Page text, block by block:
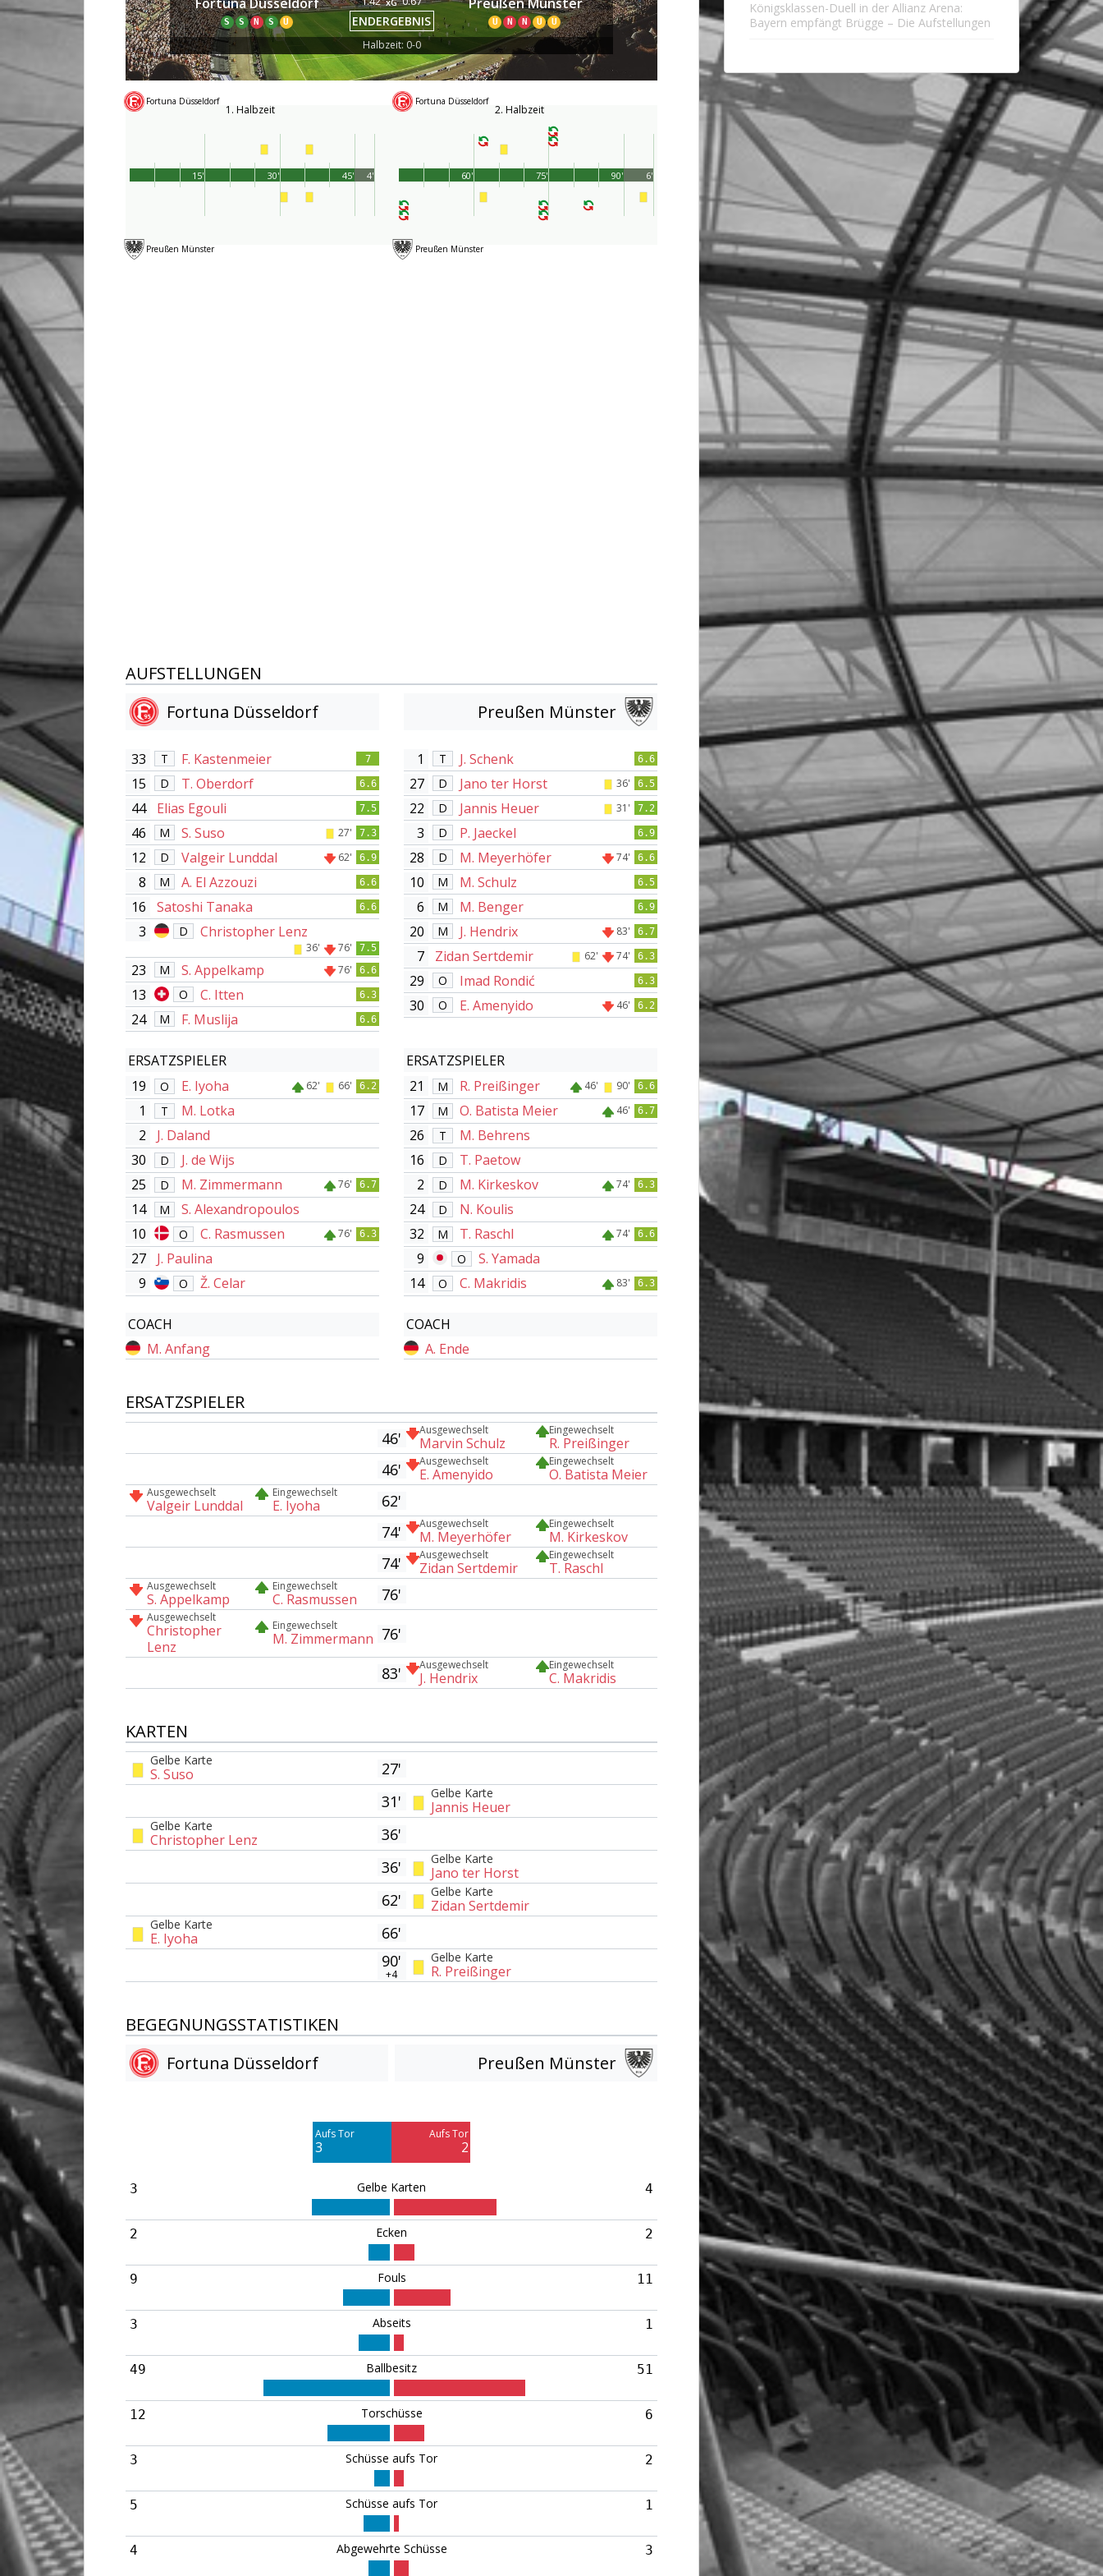
S S N S U ENDERGEBNIS U N N U U
Halbzeit: 0-0
Fortuna Düsseldorf
1. Halbzeit
Preußen Münster
45'
15' 30' 4'
Fortuna Düsseldorf
2. Halbzeit
Preußen Münster
90'
60' 75' 6'
AUFSTELLUNGEN
Fortuna Düsseldorf
33 T F. Kastenmeier 7
15 D T. Oberdorf 6.6
44 Elias Egouli 7.5
46 M S. Suso 27' 7.3
12 D Valgeir Lunddal 62' 6.9
8 M A. El Azzouzi 6.6
16 Satoshi Tanaka 6.6
3 D Christopher Lenz
36' 76' 7.5
23 M S. Appelkamp 76' 6.6
13 O C. Itten 6.3
24 M F. Muslija 6.6
ERSATZSPIELER
19
O E. Iyoha 62' 66' 6.2
1 T
M. Lotka
2
J. Daland
30
D
J. de Wijs
25
D M. Zimmermann 76' 6.7
14 M
S. Alexandropoulos
10
O C. Rasmussen 76' 6.3
27
J. Paulina
9
O Ž. Celar
COACH
M. Anfang
Preußen Münster
1 T J. Schenk 6.6
27 D Jano ter Horst 36' 6.5
22 D Jannis Heuer 31' 7.2
3 D P. Jaeckel 6.9
28 D M. Meyerhöfer 74' 6.6
10 M M. Schulz 6.5
6 M M. Benger 6.9
20 M J. Hendrix 83' 6.7
7 Zidan Sertdemir 62' 74' 6.3
29 O Imad Rondić 6.3
30 O E. Amenyido 46' 6.2
ERSATZSPIELER
21
M R. Preißinger 46' 90' 6.6
17 M O. Batista Meier 46' 6.7
26 T
M. Behrens
16
D
T. Paetow
2
D M. Kirkeskov 74' 6.3
24 D
N. Koulis
32
M T. Raschl 74' 6.6
9 O
S. Yamada
14
O C. Makridis 83' 6.3
COACH
A. Ende
ERSATZSPIELER
46' Ausgewechselt
Marvin Schulz
Eingewechselt
R. Preißinger
46' Ausgewechselt
E. Amenyido
Eingewechselt
O. Batista Meier
Ausgewechselt
Valgeir Lunddal
Eingewechselt
E. Iyoha
62'
74'
Ausgewechselt
M. Meyerhöfer
Eingewechselt
M. Kirkeskov
74' Ausgewechselt
Zidan Sertdemir
Eingewechselt
T. Raschl
Ausgewechselt
S. Appelkamp
Eingewechselt
C. Rasmussen 76'
Ausgewechselt
Christopher
Lenz
Eingewechselt
M. Zimmermann 76'
83'
Ausgewechselt
J. Hendrix
Eingewechselt
C. Makridis
KARTEN
Gelbe Karte
S. Suso
27'
31'
Gelbe Karte
Jannis Heuer
Gelbe Karte
Christopher Lenz
36'
36'
Gelbe Karte
Jano ter Horst
62' Gelbe Karte
Zidan Sertdemir
Gelbe Karte
E. Iyoha
66'
90'
+4
Gelbe Karte
R. Preißinger
BEGEGNUNGSSTATISTIKEN
Fortuna Düsseldorf
Preußen Münster
Aufs Tor
3
Aufs Tor
2
3 Gelbe Karten 4
2 Ecken 2
9 Fouls 11
3 Abseits 1
49 Ballbesitz 51
12 Torschüsse 6
3 Schüsse aufs Tor 2
5 Schüsse aufs Tor 1
4 Abgewehrte Schüsse 3
Königsklassen-Duell in der Allianz Arena:
Bayern empfängt Brügge – Die Aufstellungen